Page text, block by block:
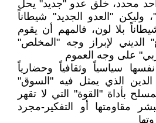
محدد، خلق عدو "جديد" يحل
وليكن "العدو الجديد" شيطاناً
بلا لون، فالمهم أن يقوم
الديني لإبراز وجه "المخلص"
على وجه العموم
سياسياً وثقافياً وحضارياً
الدين الذي يمثل فيه "السوق"
بأداة "القوة" التي لا تقهر
مقاومتها أو التفكير-مجرد